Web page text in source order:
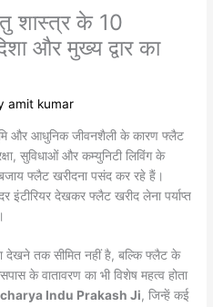
शास्त्र के 10
और मुख्य द्वार का
amit kumar
और आधुनिक जीवनशैली के कारण फ्लैट
सुविधाओं और कम्युनिटी लिविंग के
फ्लैट खरीदना पसंद कर रहे हैं।
देखकर फ्लैट खरीद लेना पर्याप्त
देखने तक सीमित नहीं है, बल्कि फ्लैट के
के वातावरण का भी विशेष महत्व होता
Indu Prakash Ji, जिन्हें कई